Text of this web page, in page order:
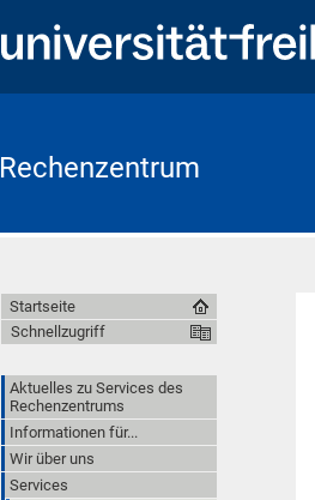
Rechenzentrum
Startseite
Schnellzugriff
Aktuelles zu Services des
Rechenzentrums
Informationen für...
Wir über uns
Services